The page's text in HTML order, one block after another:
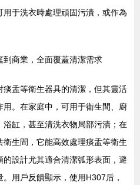
于洗衣時處理頑固污漬，或作為
到商業，全面覆蓋清潔需求
盂等衛生器具的清潔，但其靈活
。在家庭中，可用于衛生間、廚
缸，甚至清洗衣物局部污漬；在
生間，它能高效處理痰盂等衛生
設計尤其適合清潔弧形表面，避
用戶反饋顯示，使用H307后，